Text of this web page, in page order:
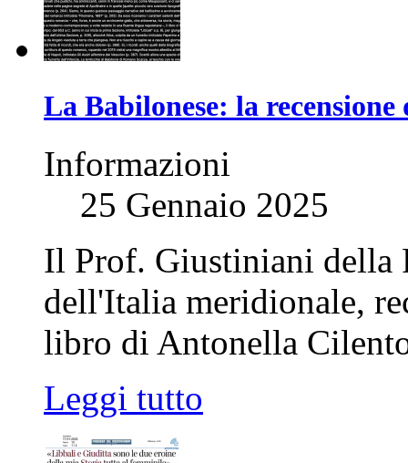
La Babilonese: la
Informazioni
25 Gennaio 2025
Il Prof. Giustiniani della
dell'Italia meridionale,
libro di Antonella
Leggi tutto